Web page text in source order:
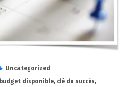
Uncategorized
budget disponible, clé du succès,